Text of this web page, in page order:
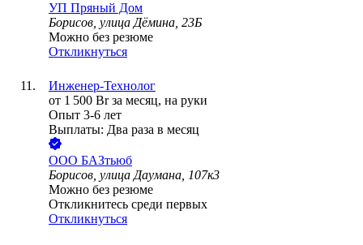
УП Пряный Дом
Борисов, улица Дёмина, 23Б
Можно без резюме
Откликнуться
Инженер-Технолог
от 1 500 Br за месяц, на руки
Опыт 3-6 лет
Выплаты: Два раза в месяц
ООО БАЗтьюб
Борисов, улица Даумана, 107к3
Можно без резюме
Откликнитесь среди первых
Откликнуться